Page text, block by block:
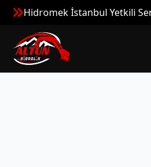
Hidromek İstanbul Yetkili